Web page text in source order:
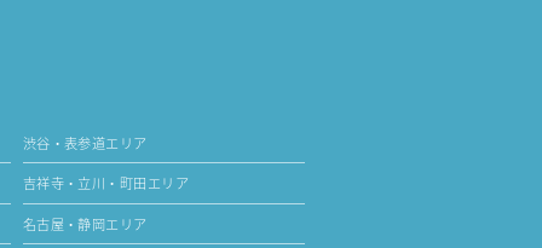
渋谷・表参道エリア
吉祥寺・立川・町田エリア
名古屋・静岡エリア